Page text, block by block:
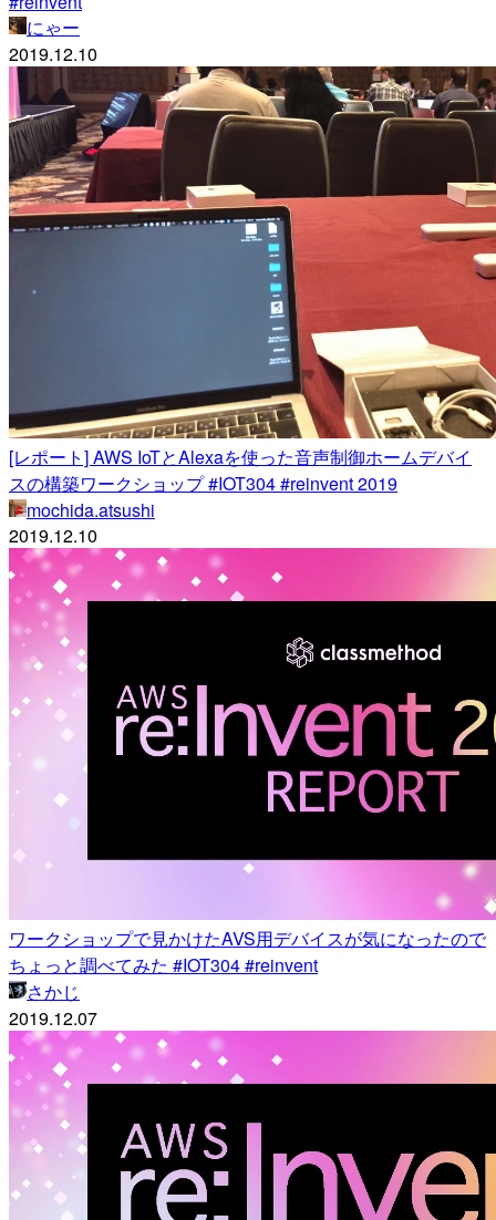
にゃー
2019.12.10
[レポート] AWS IoTとAlexaを使った音声制御ホームデバイ
スの構築ワークショップ #IOT304 #reinvent 2019
mochida.atsushi
2019.12.10
ワークショップで見かけたAVS用デバイスが気になったので
ちょっと調べてみた #IOT304 #reinvent
さかじ
2019.12.07